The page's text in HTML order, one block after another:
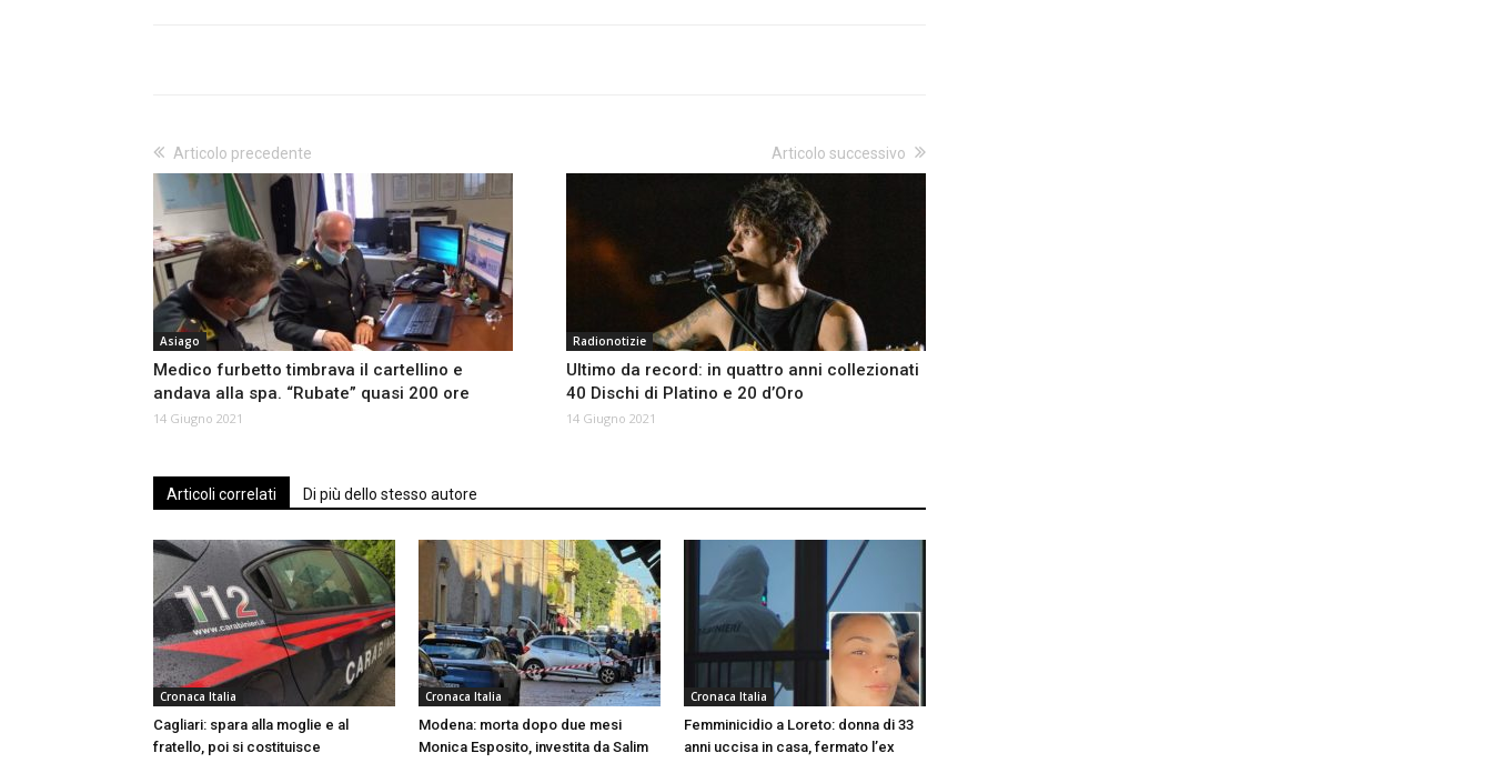
Articolo precedente
Asiago
Medico furbetto timbrava il cartellino e
andava alla spa. “Rubate” quasi 200 ore
14 Giugno 2021
Articolo successivo
Radionotizie
Ultimo da record: in quattro anni collezionati
40 Dischi di Platino e 20 d’Oro
14 Giugno 2021
Articoli correlati Di più dello stesso autore
Cronaca Italia
Cagliari: spara alla moglie e al
fratello, poi si costituisce
Cronaca Italia
Modena: morta dopo due mesi
Monica Esposito, investita da Salim
Cronaca Italia
Femminicidio a Loreto: donna di 33
anni uccisa in casa, fermato l’ex